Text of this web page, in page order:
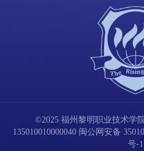
©2025 福州黎明职业技术学
135010010000040 闽公网安备
号-1